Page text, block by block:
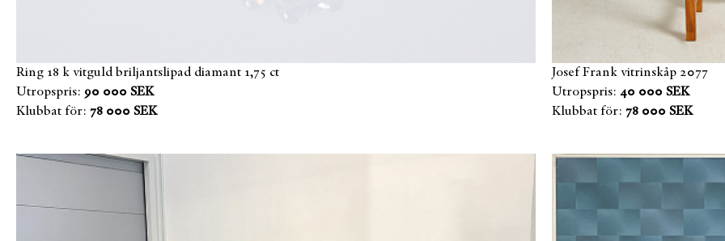
Ring 18 k vitguld briljantslipad diamant 1,75 ct
Utropspris: 90 000 SEK
Klubbat för: 78 000 SEK
Josef Frank vitrinskåp 2077
Utropspris: 40 000 SEK
Klubbat för: 78 000 SEK